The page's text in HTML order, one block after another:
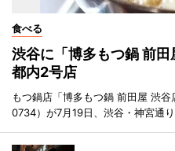
食べる
渋谷に「博多もつ鍋 前
都内2号店
もつ鍋店「博多もつ鍋 前田屋 渋
0734）が7月19日、渋谷・神宮通り